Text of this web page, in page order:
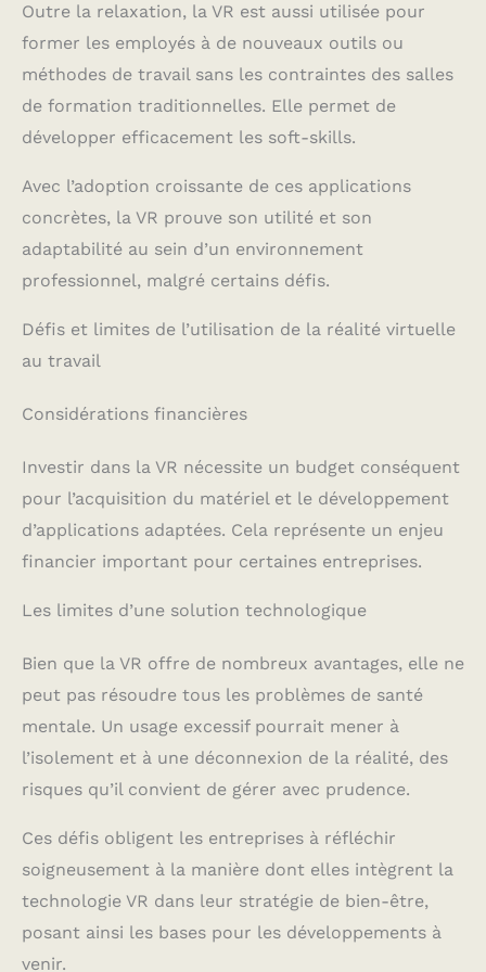
Outre la relaxation, la VR est aussi utilisée pour
former les employés à de nouveaux outils ou
méthodes de travail sans les contraintes des salles
de formation traditionnelles. Elle permet de
développer efficacement les soft-skills.
Avec l’adoption croissante de ces applications
concrètes, la VR prouve son utilité et son
adaptabilité au sein d’un environnement
professionnel, malgré certains défis.
Défis et limites de l’utilisation de la réalité virtuelle
au travail
Considérations financières
Investir dans la VR nécessite un budget conséquent
pour l’acquisition du matériel et le développement
d’applications adaptées. Cela représente un enjeu
financier important pour certaines entreprises.
Les limites d’une solution technologique
Bien que la VR offre de nombreux avantages, elle ne
peut pas résoudre tous les problèmes de santé
mentale. Un usage excessif pourrait mener à
l’isolement et à une déconnexion de la réalité, des
risques qu’il convient de gérer avec prudence.
Ces défis obligent les entreprises à réfléchir
soigneusement à la manière dont elles intègrent la
technologie VR dans leur stratégie de bien-être,
posant ainsi les bases pour les développements à
venir.